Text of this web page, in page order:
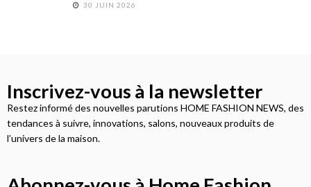
30 JUIN 2026
Inscrivez-vous à la newsletter
Restez informé des nouvelles parutions HOME FASHION NEWS, des
tendances à suivre, innovations, salons, nouveaux produits de
l’univers de la maison.